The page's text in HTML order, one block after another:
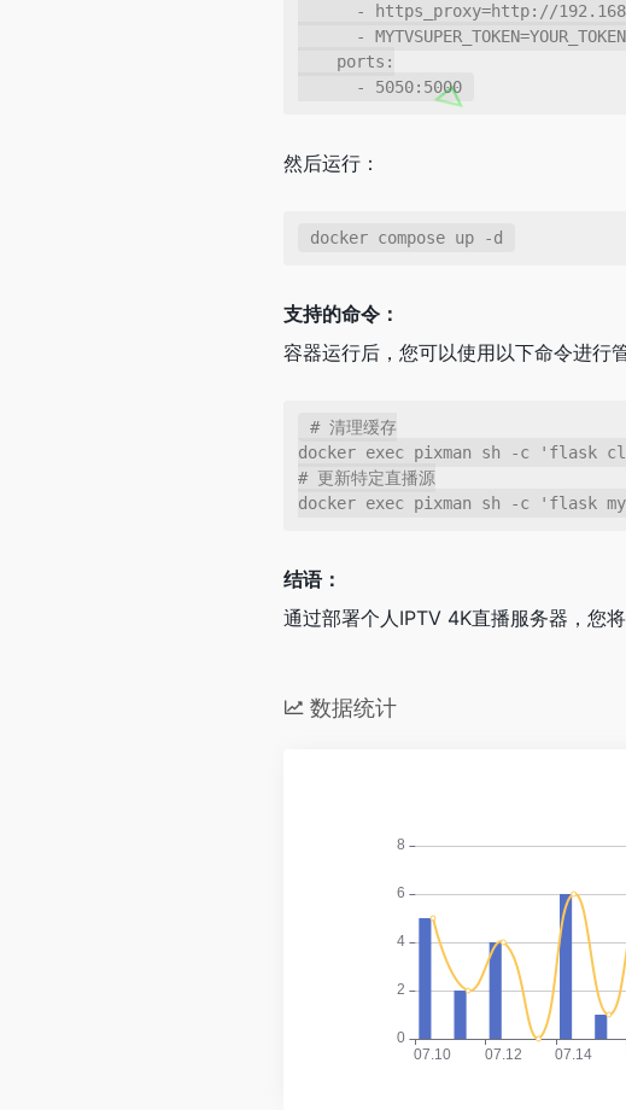
      - 5050:5000
然后运行：
docker compose up -d
支持的命令：
容器运行后，您可以使用以下命令进行
# 清理缓存
docker exec pixman sh -c 'flask
# 更新特定直播源
docker exec pixman sh -c 'flask
结语：
通过部署个人IPTV 4K直播服务器，您
数据统计